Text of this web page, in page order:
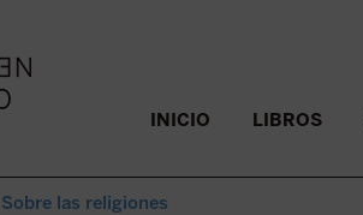
INICIO LIBROS
Sobre las religiones